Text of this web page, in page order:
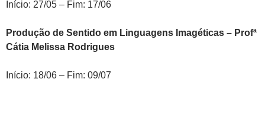
Início: 27/05 – Fim: 17/06
Produção de Sentido em Linguagens Imagéticas – Profª
Cátia Melissa Rodrigues
Início: 18/06 – Fim: 09/07